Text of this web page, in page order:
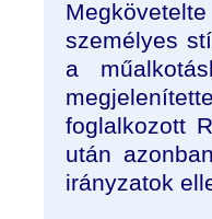
személyes
a
foglalkozott
után
irányzatok